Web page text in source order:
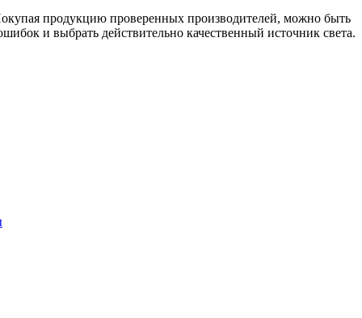
продукцию проверенных производителей, можно быть
и выбрать действительно качественный источник света.